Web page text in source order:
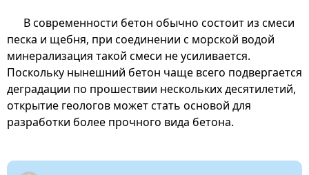
В современности бетон обычно состоит из смеси
песка и щебня, при соединении с морской водой
минерализация такой смеси не усиливается.
Поскольку нынешний бетон чаще всего подвергается
деградации по прошествии нескольких десятилетий,
открытие геологов может стать основой для
разработки более прочного вида бетона.